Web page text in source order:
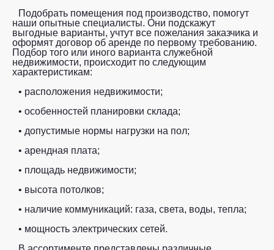
Подобрать помещения под производство, помогут
наши опытные специалисты. Они подскажут
выгодные варианты, учтут все пожелания заказчика и
оформят договор об аренде по первому требованию.
Подбор того или иного варианта служебной
недвижимости, происходит по следующим
характеристикам:
• расположения недвижимости;
• особенностей планировки склада;
• допустимые нормы нагрузки на пол;
• арендная плата;
• площадь недвижимости;
• высота потолков;
• наличие коммуникаций: газа, света, воды, тепла;
• мощность электрических сетей.